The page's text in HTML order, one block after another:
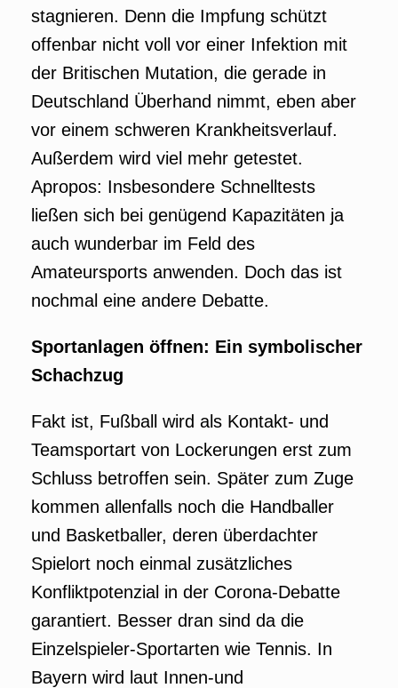
stagnieren. Denn die Impfung schützt
offenbar nicht voll vor einer Infektion mit
der Britischen Mutation, die gerade in
Deutschland Überhand nimmt, eben aber
vor einem schweren Krankheitsverlauf.
Außerdem wird viel mehr getestet.
Apropos: Insbesondere Schnelltests
ließen sich bei genügend Kapazitäten ja
auch wunderbar im Feld des
Amateursports anwenden. Doch das ist
nochmal eine andere Debatte.
Sportanlagen öffnen: Ein symbolischer
Schachzug
Fakt ist, Fußball wird als Kontakt- und
Teamsportart von Lockerungen erst zum
Schluss betroffen sein. Später zum Zuge
kommen allenfalls noch die Handballer
und Basketballer, deren überdachter
Spielort noch einmal zusätzliches
Konfliktpotenzial in der Corona-Debatte
garantiert. Besser dran sind da die
Einzelspieler-Sportarten wie Tennis. In
Bayern wird laut Innen-und